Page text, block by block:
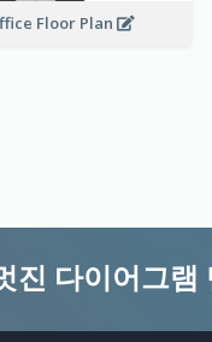
Floor Plan
진 다이어그램